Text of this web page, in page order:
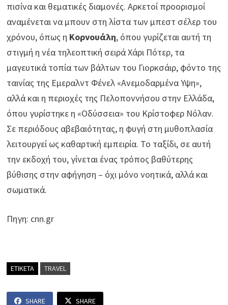
πισίνα και θεματικές διαμονές. Αρκετοί προορισμοί
αναμένεται να μπουν στη λίστα των μπεστ σέλερ του
χρόνου, όπως η Κορνουάλη, όπου γυρίζεται αυτή τη
στιγμή η νέα τηλεοπτική σειρά Χάρι Πότερ, τα
μαγευτικά τοπία των βάλτων του Γιορκσάιρ, φόντο της
ταινίας της Εμεραλντ Φένελ «Ανεμοδαρμένα Υψη»,
αλλά και η περιοχές της Πελοποννήσου στην Ελλάδα,
όπου γυρίστηκε η «Οδύσσεια» του Κρίστοφερ Νόλαν.
Σε περιόδους αβεβαιότητας, η φυγή στη μυθοπλασία
λειτουργεί ως καθαρτική εμπειρία. Το ταξίδι, σε αυτή
την εκδοχή του, γίνεται ένας τρόπος βαθύτερης
βύθισης στην αφήγηση – όχι μόνο νοητικά, αλλά και
σωματικά.
Πηγη: cnn.gr
ΕΤΙΚΕΤΑ TRAVEL
SHARE SHARE